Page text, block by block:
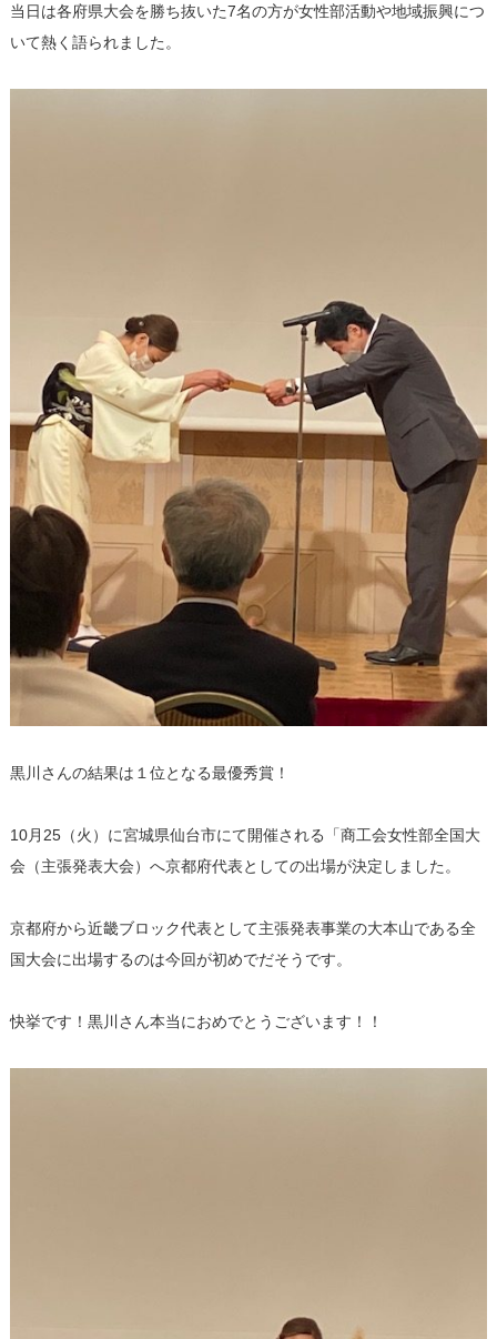
当日は各府県大会を勝ち抜いた7名の方が女性部活動や地域振興につ
いて熱く語られました。
黒川さんの結果は１位となる最優秀賞！
10月25（火）に宮城県仙台市にて開催される「商工会女性部全国大
会（主張発表大会）へ京都府代表としての出場が決定しました。
京都府から近畿ブロック代表として主張発表事業の大本山である全
国大会に出場するのは今回が初めでだそうです。
快挙です！黒川さん本当におめでとうございます！！